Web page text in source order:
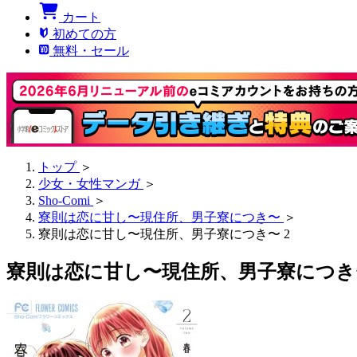
カート
初めての方
無料・セール
トップ ＞
少女・女性マンガ ＞
Sho-Comi ＞
寮則は恋に甘し〜現住所、男子寮につき〜 ＞
寮則は恋に甘し〜現住所、男子寮につき〜 2
寮則は恋に甘し〜現住所、男子寮につ